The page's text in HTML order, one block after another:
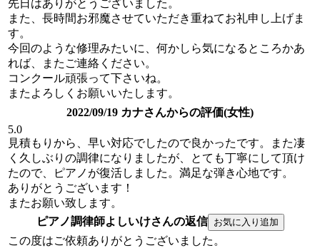
先日はありがとうございました。
また、長時間お邪魔させていただき重ねてお礼申し上げま
す。
今回のような修理みたいに、何かしら気になるところかあ
れば、またご連絡ください。
コンクール頑張って下さいね。
またよろしくお願いいたします。
2022/09/19 カナさんからの評価(女性)
5.0
見積もりから、早い対応でしたので良かったです。また凄
く久しぶりの調律になりましたが、とても丁寧にして頂け
たので、ピアノが復活しました。満足な弾き心地です。
ありがとうございます！
またお願い致します。
ピアノ調律師よしいけさんの返信
この度はご依頼ありがとうございました。